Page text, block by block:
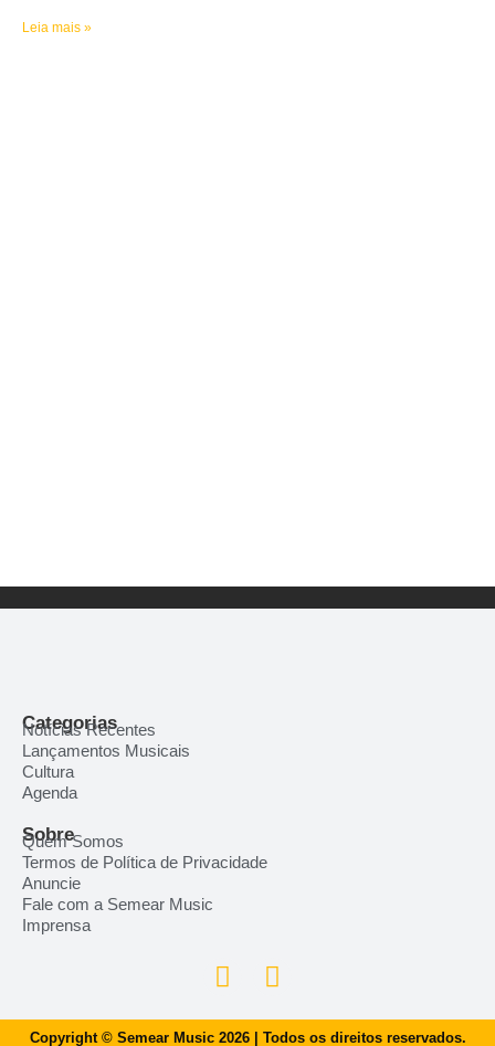
Leia mais »
Categorias
Notícias Recentes
Lançamentos Musicais
Cultura
Agenda
Sobre
Quem Somos
Termos de Política de Privacidade
Anuncie
Fale com a Semear Music
Imprensa
Copyright © Semear Music 2026 | Todos os direitos reservados.